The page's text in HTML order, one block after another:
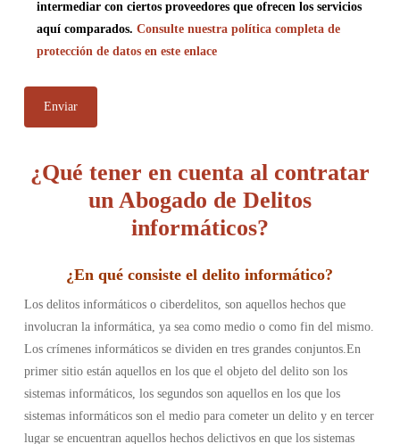
intermediar con ciertos proveedores que ofrecen los servicios
aquí comparados. Consulte nuestra política completa de
protección de datos en este enlace
¿Qué tener en cuenta al contratar
un Abogado de Delitos
informáticos?
¿En qué consiste el delito informático?
Los delitos informáticos o ciberdelitos, son aquellos hechos que
involucran la informática, ya sea como medio o como fin del mismo.
Los crímenes informáticos se dividen en tres grandes conjuntos.En
primer sitio están aquellos en los que el objeto del delito son los
sistemas informáticos, los segundos son aquellos en los que los
sistemas informáticos son el medio para cometer un delito y en tercer
lugar se encuentran aquellos hechos delictivos en que los sistemas